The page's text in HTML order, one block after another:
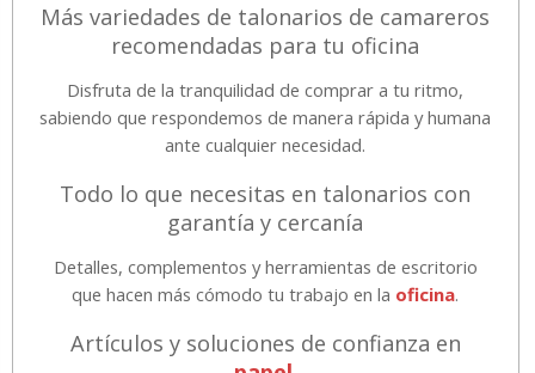
Más variedades de talonarios de camareros
recomendadas para tu oficina
Disfruta de la tranquilidad de comprar a tu ritmo,
sabiendo que respondemos de manera rápida y humana
ante cualquier necesidad.
Todo lo que necesitas en talonarios con
garantía y cercanía
Detalles, complementos y herramientas de escritorio
que hacen más cómodo tu trabajo en la oficina.
Artículos y soluciones de confianza en